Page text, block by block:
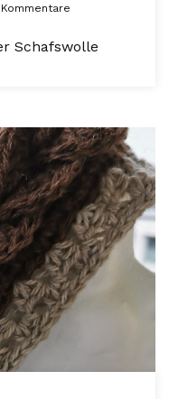
Schafswolle